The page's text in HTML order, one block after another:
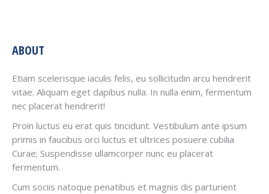
ABOUT
Etiam scelerisque iaculis felis, eu sollicitudin arcu hendrerit
vitae. Aliquam eget dapibus nulla. In nulla enim, fermentum
nec placerat hendrerit!
Proin luctus eu erat quis tincidunt. Vestibulum ante ipsum
primis in faucibus orci luctus et ultrices posuere cubilia
Curae; Suspendisse ullamcorper nunc eu placerat
fermentum.
Cum sociis natoque penatibus et magnis dis parturient